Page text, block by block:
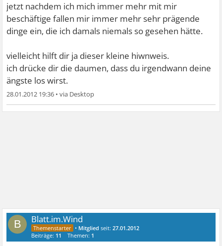
jetzt nachdem ich mich immer mehr mit mir
beschäftige fallen mir immer mehr sehr prägende
dinge ein, die ich damals niemals so gesehen hätte.
vielleicht hilft dir ja dieser kleine hiwnweis.
ich drücke dir die daumen, dass du irgendwann deine
ängste los wirst.
28.01.2012 19:36 •
B Blatt.im.Wind
• Mitglied seit:27.01.2012
Beiträge: 11 Themen: 1